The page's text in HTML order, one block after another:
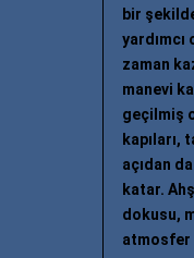
bir
zaman
manevi
geçilmiş
kapıları,
açıdan
katar.
dokusu,
atmosfer